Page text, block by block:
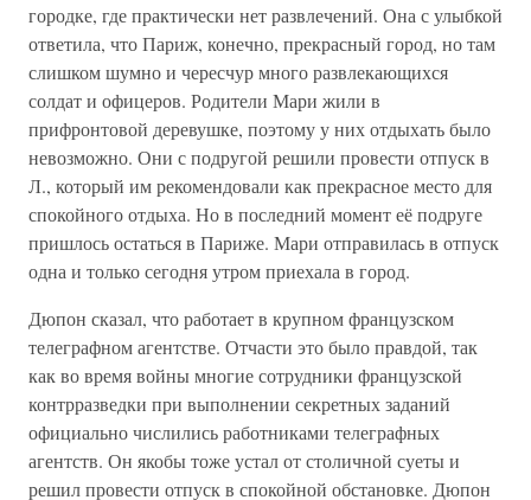
городке, где практически нет развлечений. Она с улыбкой
ответила, что Париж, конечно, прекрасный город, но там
слишком шумно и чересчур много развлекающихся
солдат и офицеров. Родители Мари жили в
прифронтовой деревушке, поэтому у них отдыхать было
невозможно. Они с подругой решили провести отпуск в
Л., который им рекомендовали как прекрасное место для
спокойного отдыха. Но в последний момент её подруге
пришлось остаться в Париже. Мари отправилась в отпуск
одна и только сегодня утром приехала в город.
Дюпон сказал, что работает в крупном французском
телеграфном агентстве. Отчасти это было правдой, так
как во время войны многие сотрудники французской
контрразведки при выполнении секретных заданий
официально числились работниками телеграфных
агентств. Он якобы тоже устал от столичной суеты и
решил провести отпуск в спокойной обстановке. Дюпон